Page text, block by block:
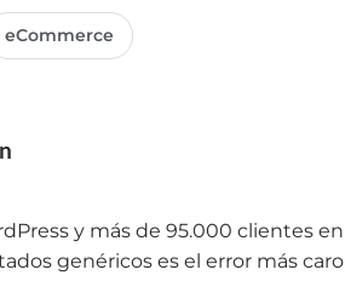
eCommerce
y más de 95.000 clientes en
genéricos es el error más caro